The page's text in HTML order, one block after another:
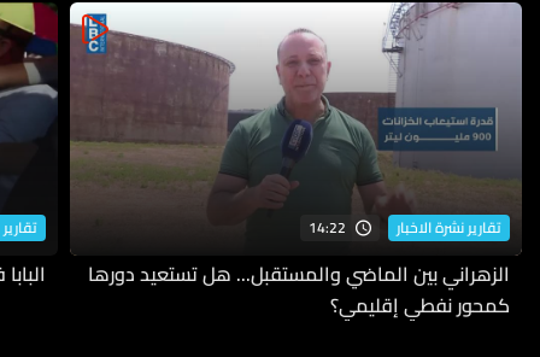
تقارير نشرة الاخبار 14:22
الزهراني بين الماضي والمستقبل... هل تستعيد دورها
كمحور نفطي إقليمي؟